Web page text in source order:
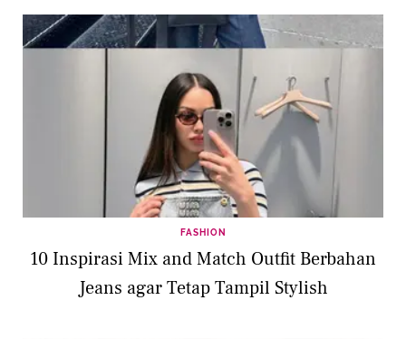
FASHION
10 Inspirasi Mix and Match Outfit Berbahan
Jeans agar Tetap Tampil Stylish